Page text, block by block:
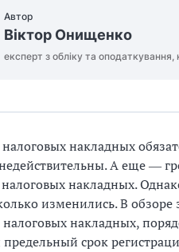
Автор
Віктор Онищенко
експерт з обліку та
накладных
А еще ―
накладных.
изменились. В обзоре
накладных,
срок